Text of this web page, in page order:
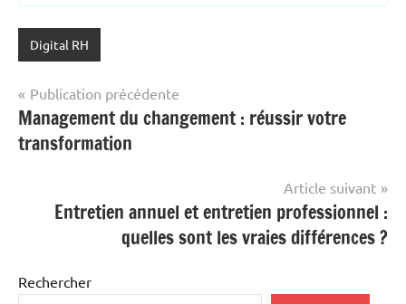
Digital RH
Navigation
de
l’article
Publication précédente
Management du changement : réussir votre
transformation
Article suivant
Entretien annuel et entretien professionnel :
quelles sont les vraies différences ?
Rechercher